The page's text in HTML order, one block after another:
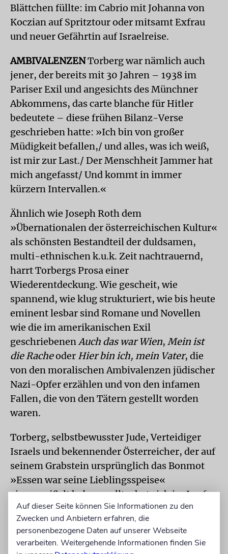
Blättchen füllte: im Cabrio mit Johanna von
Koczian auf Spritztour oder mitsamt Exfrau
und neuer Gefährtin auf Israelreise.
AMBIVALENZENTorberg war nämlich auch
jener, der bereits mit 30 Jahren – 1938 im
Pariser Exil und angesichts des Münchner
Abkommens, das carte blanche für Hitler
bedeutete – diese frühen Bilanz-Verse
geschrieben hatte: »Ich bin von großer
Müdigkeit befallen,/ und alles, was ich weiß,
ist mir zur Last./ Der Menschheit Jammer hat
mich angefasst/ Und kommt in immer
kürzern Intervallen.«
Ähnlich wie Joseph Roth dem
»Übernationalen der österreichischen Kultur«
als schönsten Bestandteil der duldsamen,
multi-ethnischen k.u.k. Zeit nachtrauernd,
harrt Torbergs Prosa einer
Wiederentdeckung. Wie gescheit, wie
spannend, wie klug strukturiert, wie bis heute
eminent lesbar sind Romane und Novellen
wie die im amerikanischen Exil
geschriebenen Auch das war Wien, Mein ist
die Racheoder Hier bin ich, mein Vater, die
von den moralischen Ambivalenzen jüdischer
Nazi-Opfer erzählen und von den infamen
Fallen, die von den Tätern gestellt worden
waren.
Torberg, selbstbewusster Jude, Verteidiger
Israels und bekennender Österreicher, der auf
seinem Grabstein ursprünglich das Bonmot
»Essen war seine Lieblingsspeise«
eingemeißelt haben wollte, hat sich im Laufe
seines abenteuerlichen Lebens eine durchaus
robuste Misch-Identität erarbeitet, die selbst
im lyrischen Eingeständnis der erfolglosen
Gottessuche ein ziemlich selbstbewusstes
Auf dieser Seite können Sie Informationen zu den
Zwecken und Anbietern erfahren, die
personenbezogene Daten auf unserer Webseite
verarbeiten. Weitergehende Informationen finden Sie